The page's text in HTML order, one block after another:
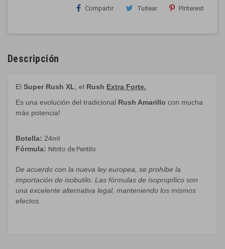
Compartir Tuitear Pinterest
Descripción
El Super Rush XL , el Rush Extra Forte.
Es una evolución del tradicional Rush Amarillo con mucha
más potencia!
Botella: 24ml
Fórmula: Nitrito de Pentilo
De acuerdo con la nueva ley europea se prohíbe la
importación de isobutilo Las fórmulas de isopropílico son
una excelente alternativa legal, manteniendo los mismos
efectos